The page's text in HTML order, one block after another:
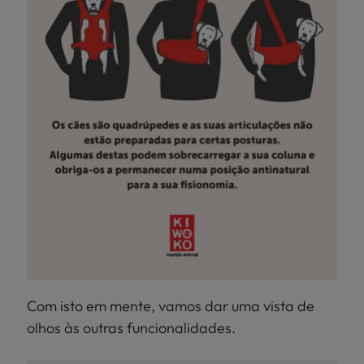
Com isto em mente, vamos dar uma vista de
olhos às outras funcionalidades.